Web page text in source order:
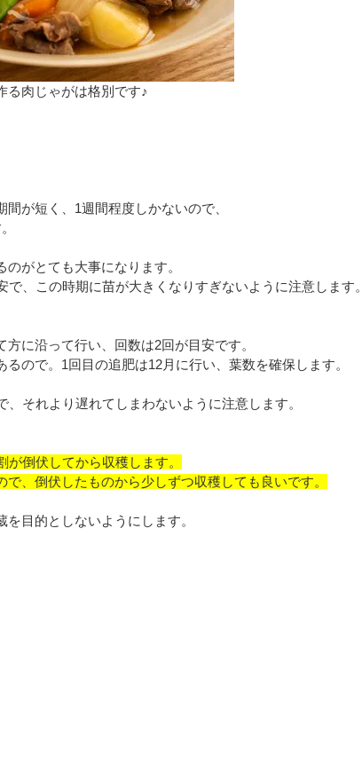
る肉じゃがは格別です♪
が短く、1週間程度しかないので、
がとても大事になります。
で、この時期に苗が大きくなりすぎないように注意します。
に沿って行い、回数は2回が目安です。
ので。1回目の追肥は12月に行い、葉数を確保します。
、それより遅れてしまわないように注意します。
倒伏してから収穫します。
、倒伏したものから少しずつ収穫しても良いです。
目的としないようにします。